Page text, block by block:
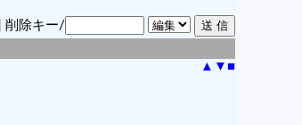
削除キー/
▲ ▼ ■